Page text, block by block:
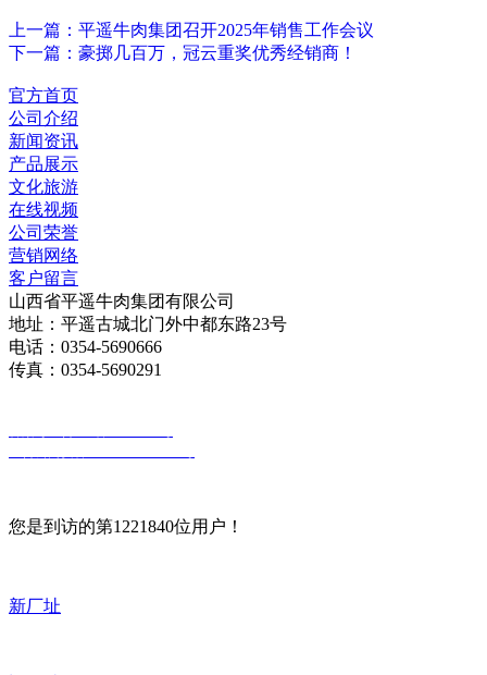
上一篇：平遥牛肉集团召开2025年销售工作会议
下一篇：豪掷几百万，冠云重奖优秀经销商！
官方首页
公司介绍
新闻资讯
产品展示
文化旅游
在线视频
公司荣誉
营销网络
客户留言
山西省平遥牛肉集团有限公司
地址：平遥古城北门外中都东路23号
电话：0354-5690666
传真：0354-5690291
您是到访的第1221840位用户！
新厂址